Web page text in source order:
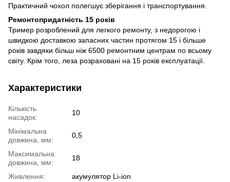
Практичний чохол полегшує зберігання і транспортування.
Ремонтопридатність 15 років
Тример розроблений для легкого ремонту, з недорогою і
швидкою доставкою запасних частин протягом 15 і більше
років завдяки більш ніж 6500 ремонтним центрам по всьому
світу. Крім того, леза розраховані на 15 років експлуатації.
Характеристики
Кількість
насадок:
10
Мінімальна
довжина, мм:
0,5
Максимальна
довжина, мм:
18
Живлення:
акумулятор Li-ion